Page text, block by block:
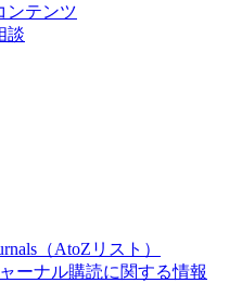
ンテンツ
談
（AtoZリスト）
ーナル購読に関する情報